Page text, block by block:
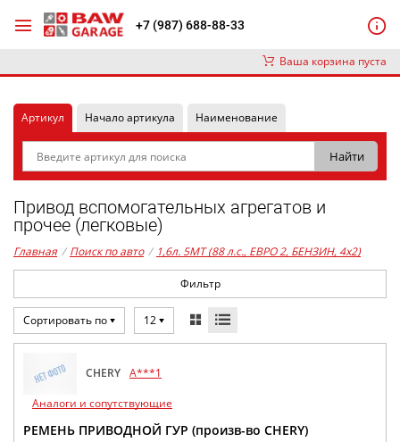
+7 (987) 688-88-33
Ваша корзина пуста
Артикул Начало артикула Наименование
Привод вспомогательных агрегатов и
прочее (легковые)
Главная / Поиск по авто / 1,6л. 5MT (88 л.с., ЕВРО 2, БЕНЗИН, 4x2)
Фильтр
Сортировать по 12
CHERY A***1
Аналоги и сопутствующие
РЕМЕНЬ ПРИВОДНОЙ ГУР (произв-во CHERY)